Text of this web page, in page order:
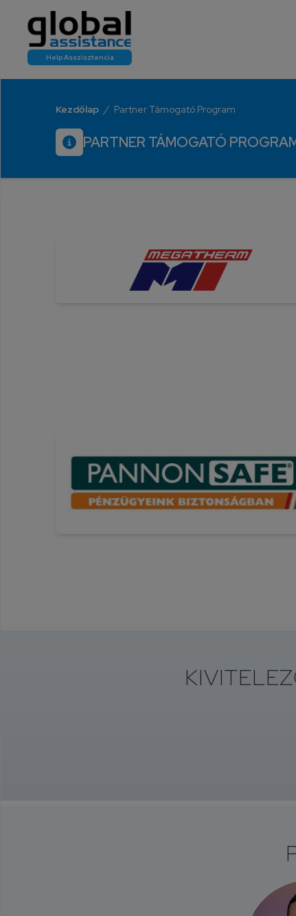
Help Asszisztencia
Kezdőlap / Partner Támogató Program
PARTNER TÁMOGATÓ